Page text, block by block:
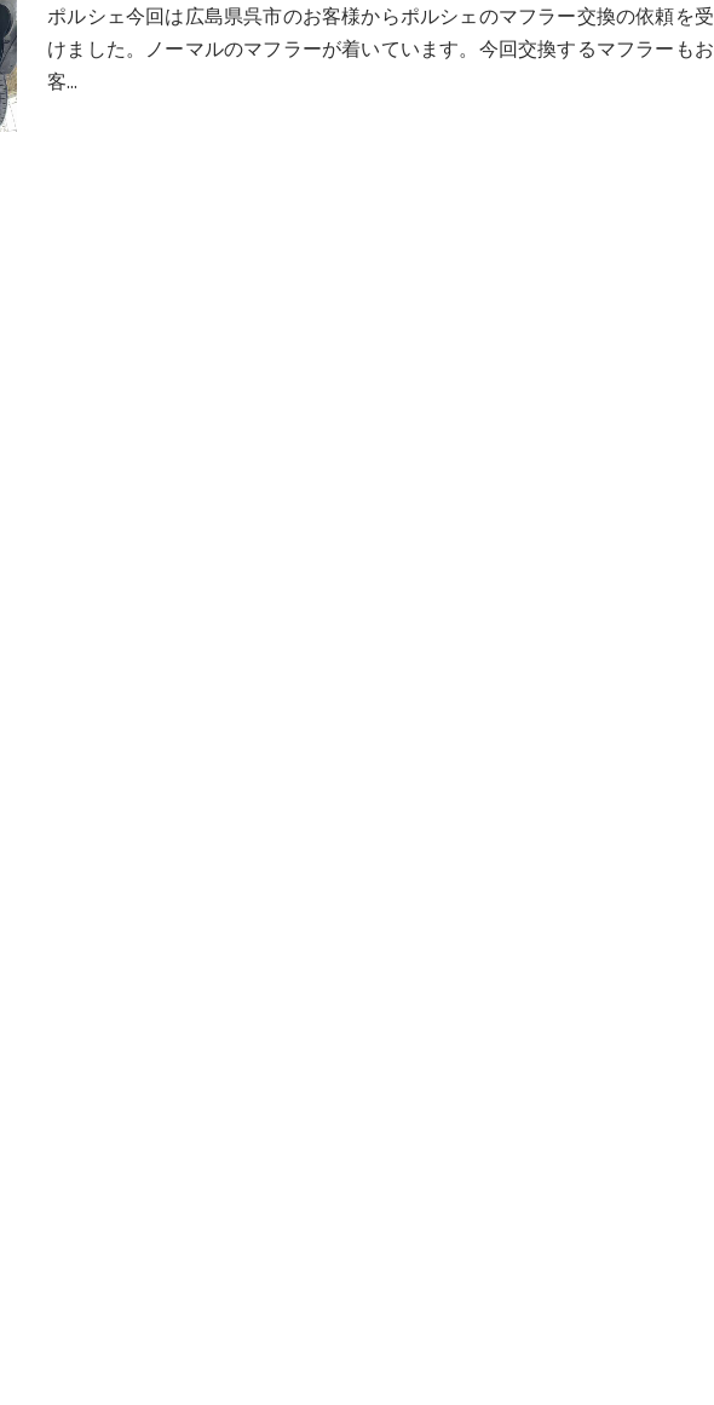
ポルシェ今回は広島県呉市のお客様からポルシェのマフラー交換の依頼を受
けました。ノーマルのマフラーが着いています。今回交換するマフラーもお
客…